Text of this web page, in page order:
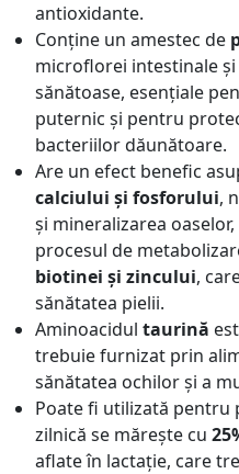
antioxidante.
Conține un amestec de
microflorei intestinale
sănătoase, esențiale
puternic și pentru
bacteriilor dăunătoare.
Are un efect benefic
calciului și fosforului,
și mineralizarea oaselor,
procesul de
biotinei și zincului,
sănătatea pielii.
Aminoacidul taurină
trebuie furnizat prin
sănătatea ochilor și a
Poate fi utilizată pentru
zilnică se mărește cu
aflate în lactație, care